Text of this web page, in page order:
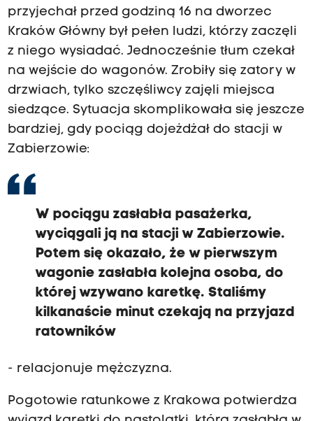
przyjechał przed godziną 16 na dworzec
Kraków Główny był pełen ludzi, którzy zaczęli
z niego wysiadać. Jednocześnie tłum czekał
na wejście do wagonów. Zrobiły się zatory w
drzwiach, tylko szczęśliwcy zajęli miejsca
siedzące. Sytuacja skomplikowała się jeszcze
bardziej, gdy pociąg dojeżdżał do stacji w
Zabierzowie:
W pociągu zasłabła pasażerka,
wyciągali ją na stacji w Zabierzowie.
Potem się okazało, że w pierwszym
wagonie zasłabła kolejna osoba, do
której wzywano karetkę. Staliśmy
kilkanaście minut czekają na przyjazd
ratowników
- relacjonuje mężczyzna.
Pogotowie ratunkowe z Krakowa potwierdza